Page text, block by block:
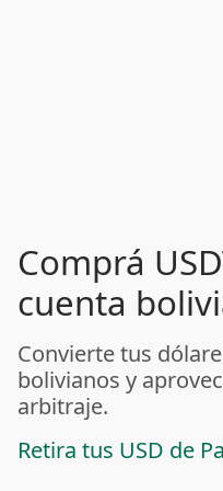
Comprá
cuenta
Convierte tus
bolivianos y
arbitraje.
Retira tus USD de